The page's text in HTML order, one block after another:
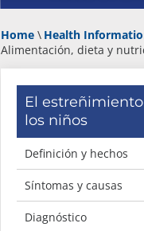
Home Health
Alimentación, dieta y
El
los niños
Definición y hechos
Síntomas y causas
Diagnóstico